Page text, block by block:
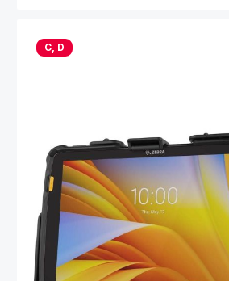
C, D